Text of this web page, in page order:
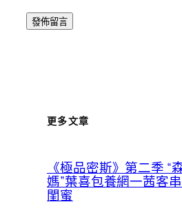
更多文章
《極品密斯》第二季 “
媽”葉喜包養網一茜客
閨蜜